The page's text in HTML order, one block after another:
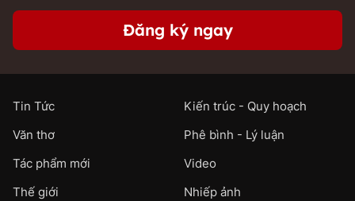
Đăng ký ngay
Tin Tức
Kiến trúc - Quy hoạch
Văn thơ
Phê bình - Lý luận
Tác phẩm mới
Video
Thế giới
Nhiếp ảnh